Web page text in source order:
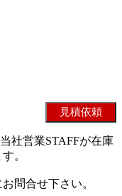
社営業STAFFが在庫
。
問合せ下さい。